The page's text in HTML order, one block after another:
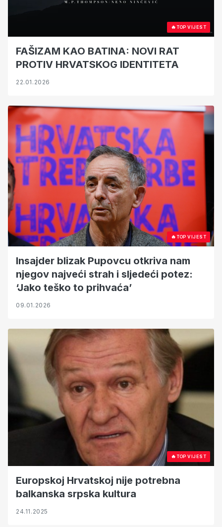
🔥TOP VIJEST
FAŠIZAM KAO BATINA: NOVI RAT
PROTIV HRVATSKOG IDENTITETA
22.01.2026
🔥TOP VIJEST
Insajder blizak Pupovcu otkriva nam
njegov najveći strah i sljedeći potez:
‘Jako teško to prihvaća’
09.01.2026
🔥TOP VIJEST
Europskoj Hrvatskoj nije potrebna
balkanska srpska kultura
24.11.2025